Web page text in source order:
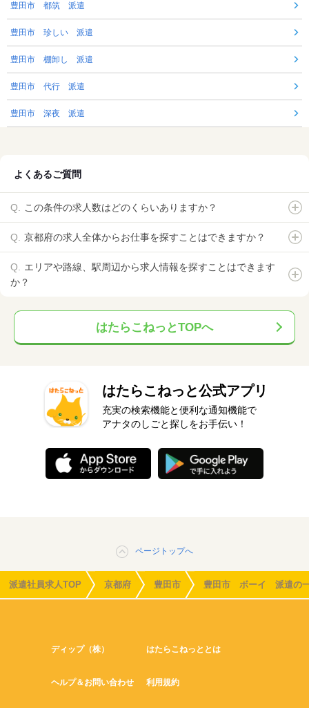
豊田市 都筑 派遣
豊田市 珍しい 派遣
豊田市 棚卸し 派遣
豊田市 代行 派遣
豊田市 深夜 派遣
よくあるご質問
この条件の求人数はどのくらいありますか？
京都府の求人全体からお仕事を探すことはできますか？
エリアや路線、駅周辺から求人情報を探すことはできます
か？
はたらこねっとTOPへ
はたらこねっと公式アプリ
充実の検索機能と便利な通知機能で
アナタのしごと探しをお手伝い！
ページトップへ
派遣社員求人TOP 京都府 豊田市 豊田市 ボーイ 派遣の
ディップ（株） はたらこねっととは
ヘルプ＆お問い合わせ 利用規約